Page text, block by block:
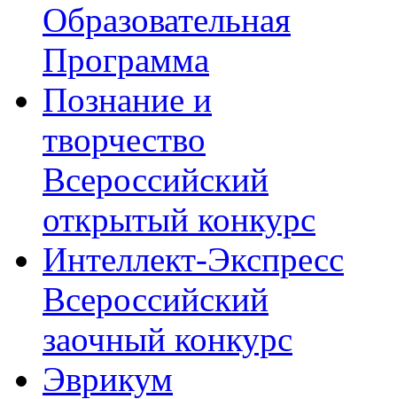
Образовательная
Программа
Познание и
творчество
Всероссийский
открытый конкурс
Интеллект-Экспресс
Всероссийский
заочный конкурс
Эврикум